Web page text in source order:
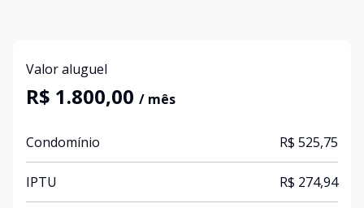
Valor aluguel
R$ 1.800,00 / mês
Condomínio R$ 525,75
IPTU R$ 274,94